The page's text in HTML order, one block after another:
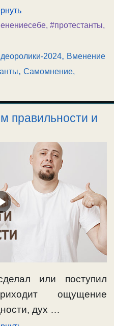
, #протестанты,
2024, Вменение
, Самомнение,
правильности и
или поступил
ощущение
дух …